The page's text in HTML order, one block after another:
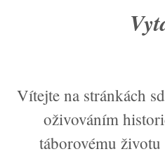
Vítejte na stránkách
oživováním
táborovému